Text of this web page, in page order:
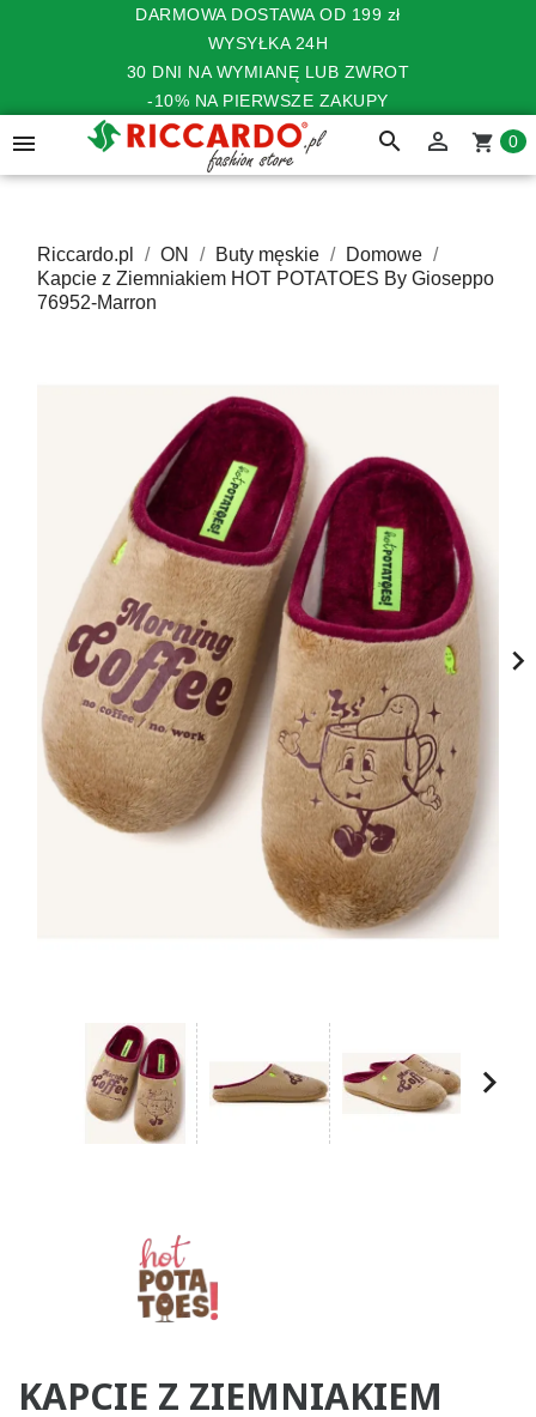
DARMOWA DOSTAWA OD 199 zł
WYSYŁKA 24H
30 DNI NA WYMIANĘ LUB ZWROT
-10% NA PIERWSZE ZAKUPY
 search  shopping_cart 0
Riccardo.pl ON Buty męskie
Domowe
Kapcie z Ziemniakiem HOT POTATOES By Gioseppo
76952-Marron

KAPCIE Z ZIEMNIAKIEM